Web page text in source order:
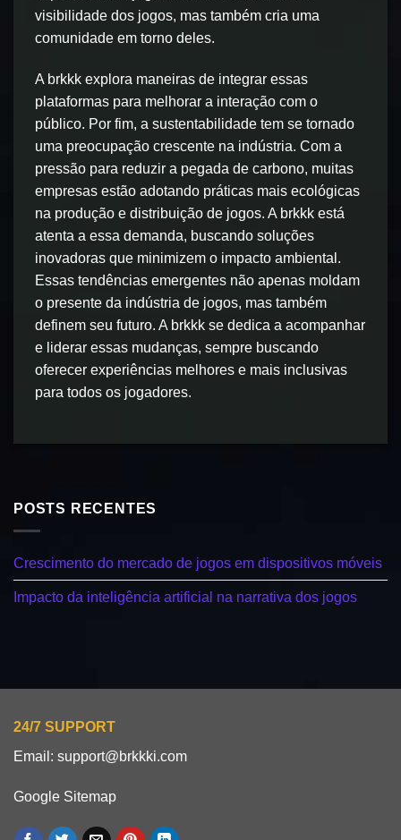
visibilidade dos jogos, mas também cria uma
comunidade em torno deles.
A brkkk explora maneiras de integrar essas
plataformas para melhorar a interação com o
público. Por fim, a sustentabilidade tem se tornado
uma preocupação crescente na indústria. Com a
pressão para reduzir a pegada de carbono, muitas
empresas estão adotando práticas mais ecológicas
na produção e distribuição de jogos. A brkkk está
atenta a essa demanda, buscando soluções
inovadoras que minimizem o impacto ambiental.
Essas tendências emergentes não apenas moldam
o presente da indústria de jogos, mas também
definem seu futuro. A brkkk se dedica a acompanhar
e liderar essas mudanças, sempre buscando
oferecer experiências melhores e mais inclusivas
para todos os jogadores.
POSTS RECENTES
Crescimento do mercado de jogos em dispositivos móveis
Impacto da inteligência artificial na narrativa dos jogos
24/7 SUPPORT
Email: support@brkkki.com
Google Sitemap